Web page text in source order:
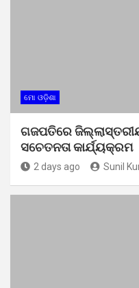
ମୋ ଓଡ଼ିଶା
ଗଜପତିରେ
ସଚେତନତା କାର୍ଯ୍ୟକ୍ରମ
2 days ago Sunil